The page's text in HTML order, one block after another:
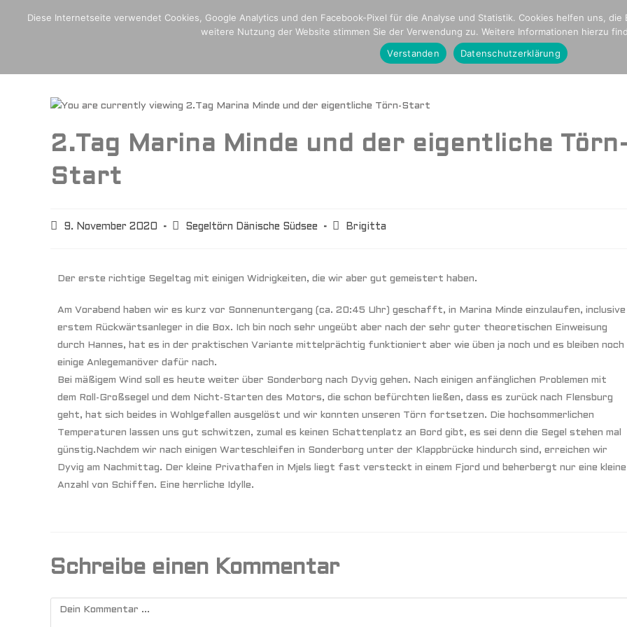
Home Crew,Schiff und Media Blogseite Plan International Parkinson Stationen unserer Reise
Home Crew,Schiff und Media Blogseite Plan
2.Tag Marina Minde und der eigentliche Törn-
Start
9. November 2020 Segeltörn Dänische Südsee Brigitta
Der erste richtige Segeltag mit einigen Widrigkeiten, die wir aber gut gemeistert haben.
Am Vorabend haben wir es kurz vor Sonnenuntergang (ca. 20:45 Uhr) geschafft, in Marina Minde einzulaufen, inclusive
erstem Rückwärtsanleger in die Box. Ich bin noch sehr ungeübt aber nach der sehr guter theoretischen Einweisung
durch Hannes, hat es in der praktischen Variante mittelprächtig funktioniert aber wie üben ja noch und es bleiben noch
einige Anlegemanöver dafür nach.
Bei mäßigem Wind soll es heute weiter über Sonderborg nach Dyvig gehen. Nach einigen anfänglichen Problemen mit
dem Roll-Großsegel und dem Nicht-Starten des Motors, die schon befürchten ließen, dass es zurück nach Flensburg
geht, hat sich beides in Wohlgefallen ausgelöst und wir konnten unseren Törn fortsetzen. Die hochsommerlichen
Temperaturen lassen uns gut schwitzen, zumal es keinen Schattenplatz an Bord gibt, es sei denn die Segel stehen mal
günstig.Nachdem wir nach einigen Warteschleifen in Sonderborg unter der Klappbrücke hindurch sind, erreichen wir
Dyvig am Nachmittag. Der kleine Privathafen in Mjels liegt fast versteckt in einem Fjord und beherbergt nur eine kleine
Anzahl von Schiffen. Eine herrliche Idylle.
Schreibe einen Kommentar
Diese Internetseite verwendet Cookies, Google Analytics und den Facebook-Pixel für die Analyse und Statistik. Cookies helfen uns,
weitere Nutzung der Website stimmen Sie der Verwendung zu. Weitere Informationen hierzu
Verstanden
Datenschutzerklärung